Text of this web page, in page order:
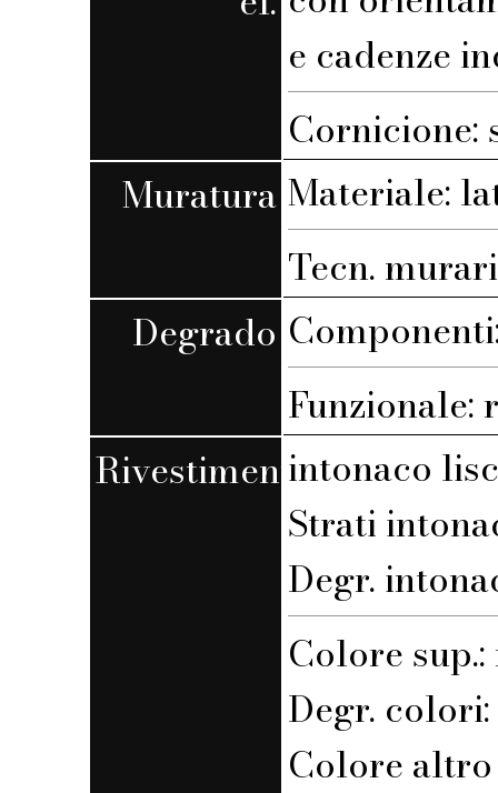
e cadenze
Cornicione:
Muratura Materiale:
Tecn.
Degrado
Funzionale:
Rivestimentointonaco
Strati
Degr.
Colore
Degr.
Colore